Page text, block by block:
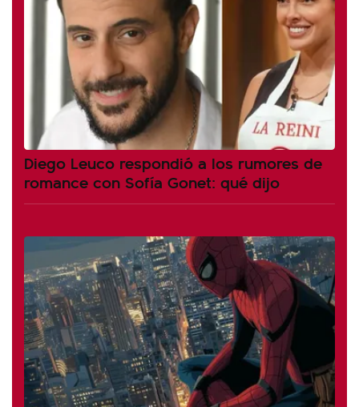
Diego Leuco respondió a los rumores de
romance con Sofía Gonet: qué dijo